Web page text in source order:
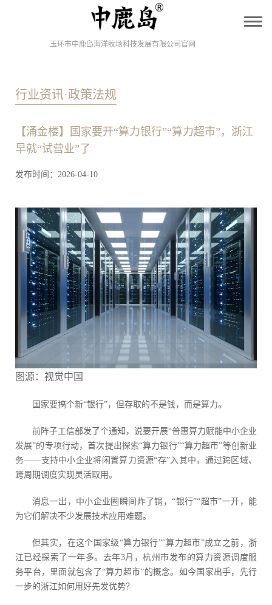
T
a
玉环市中鹿岛海洋牧场科技发展有限公司官网
行业资讯·政策法规
【涌金楼】国家要开“算力银行”“算力超市”，浙江
早就“试营业”了
发布时间：2026-04-10
图源：视觉中国
国家要搞个新“银行”，但存取的不是钱，而是算力。
前阵子工信部发了个通知，说要开展“普惠算力赋能中小企业
发展”的专项行动，首次提出探索“算力银行”“算力超市”等创新业
务——支持中小企业将闲置算力资源“存”入其中，通过跨区域、
跨周期调度实现灵活取用。
消息一出，中小企业圈瞬间炸了锅，“银行”“超市”一开，能
为它们解决不少发展技术应用难题。
但其实，在这个国家级“算力银行”“算力超市”成立之前，浙
江已经探索了一年多。去年3月，杭州市发布的算力资源调度服
务平台，里面就包含了“算力超市”的概念。如今国家出手，先行
一步的浙江如何用好先发优势？